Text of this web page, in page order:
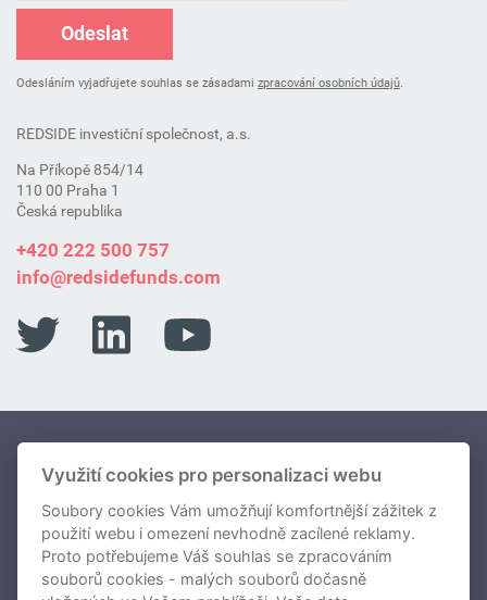
Odeslat
Odesláním vyjadřujete souhlas se zásadami zpracování osobních údajů.
REDSIDE investiční společnost, a.s.
Na Příkopě 854/14
110 00 Praha 1
Česká republika
+420 222 500 757
info@redsidefunds.com
Portfolio Fondů
O nás
Novinky
Využití cookies pro personalizaci webu
Soubory cookies Vám umožňují komfortnější zážitek z
použití webu i omezení nevhodně zacílené reklamy.
Proto potřebujeme Váš souhlas se zpracováním
souborů cookies - malých souborů dočasně